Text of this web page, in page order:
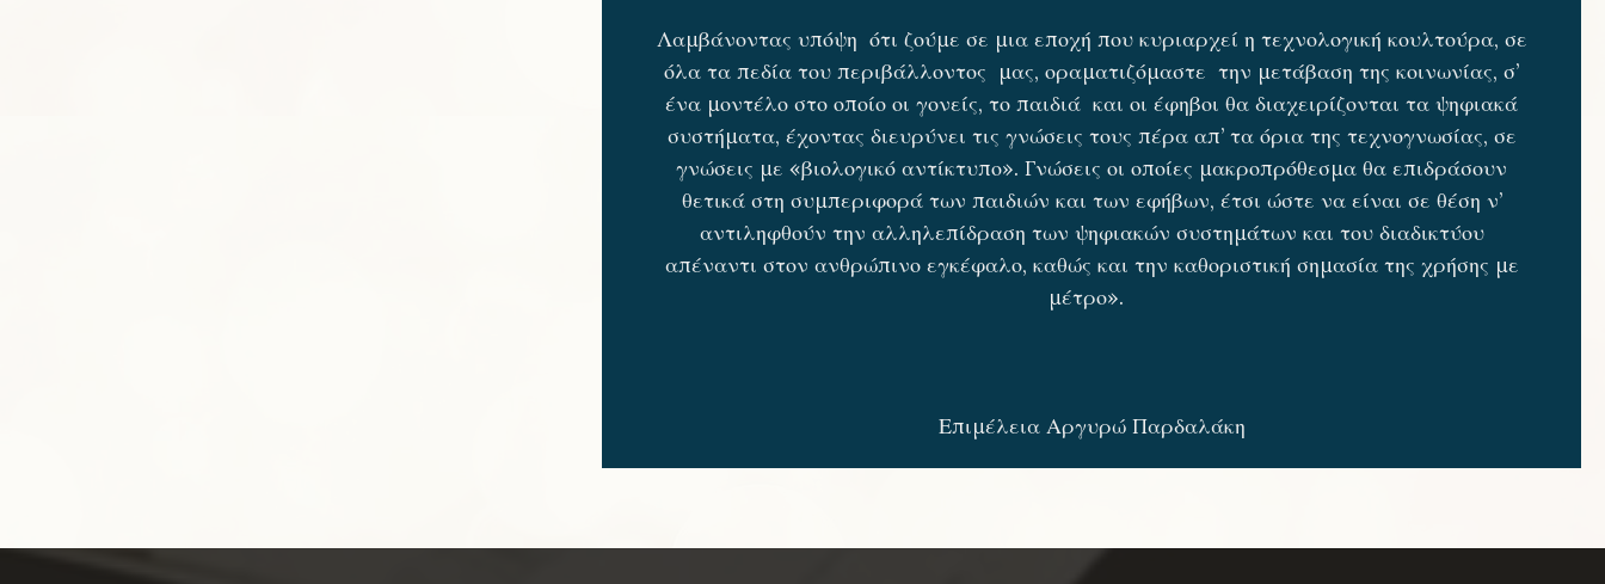
Λαμβάνοντας υπόψη ότι ζούμε σε μια εποχή που κυριαρχεί η τεχνολογική κουλτούρα, σε
όλα τα πεδία του περιβάλλοντος μας, οραματιζόμαστε την μετάβαση της κοινωνίας, σ’
ένα μοντέλο στο οποίο οι γονείς, το παιδιά και οι έφηβοι θα διαχειρίζονται τα ψηφιακά
συστήματα, έχοντας διευρύνει τις γνώσεις τους πέρα απ’ τα όρια της τεχνογνωσίας, σε
γνώσεις με «βιολογικό αντίκτυπο». Γνώσεις οι οποίες μακροπρόθεσμα θα επιδράσουν
θετικά στη συμπεριφορά των παιδιών και των εφήβων, έτσι ώστε να είναι σε θέση ν’
αντιληφθούν την αλληλεπίδραση των ψηφιακών συστημάτων και του διαδικτύου
απέναντι στον ανθρώπινο εγκέφαλο, καθώς και την καθοριστική σημασία της χρήσης με
μέτρο».
Επιμέλεια Αργυρώ Παρδαλάκη